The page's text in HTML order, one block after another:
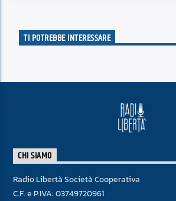
TI POTREBBE INTERESSARE
CHI SIAMO
Radio Libertà Società Cooperativa
C.F. e P.IVA: 03749720961